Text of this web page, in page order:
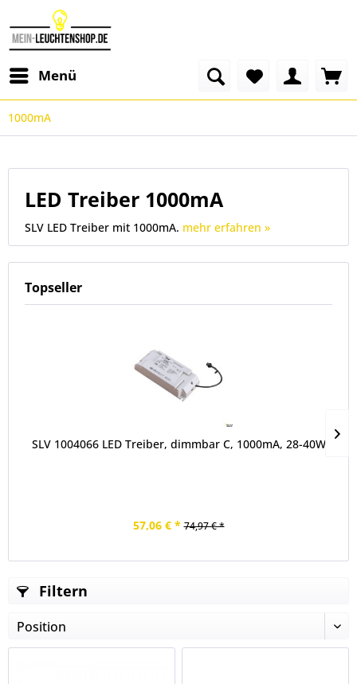
Menü
1000mA
LED Treiber 1000mA
SLV LED Treiber mit 1000mA. mehr erfahren »
Topseller
SLV 1004066 LED Treiber, dimmbar C, 1000mA, 28-40W
57,06 € * 74,97 € *
Filtern